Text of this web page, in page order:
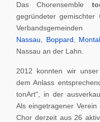
Das Chorensemble
gegründeter
Nassau
Boppard
Nassau an der Lahn.
2012 konnten wir
dem Anlass
tonArt", in der
Als eingetragener
Chor derzeit aus 26